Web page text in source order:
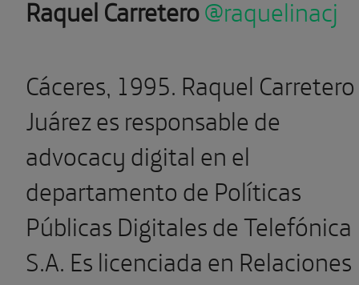
Raquel Carretero@raquelinacj
Cáceres, 1995. Raquel Carretero
Juárez es responsable de
advocacy digital en el
departamento de Políticas
Públicas Digitales de Telefónica
S.A. Es licenciada en Relaciones